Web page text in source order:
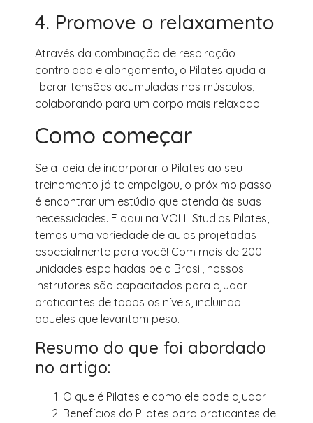
4. Promove o relaxamento
Através da combinação de respiração
controlada e alongamento, o Pilates ajuda a
liberar tensões acumuladas nos músculos,
colaborando para um corpo mais relaxado.
Como começar
Se a ideia de incorporar o Pilates ao seu
treinamento já te empolgou, o próximo passo
é encontrar um estúdio que atenda às suas
necessidades. E aqui na VOLL Studios Pilates,
temos uma variedade de aulas projetadas
especialmente para você! Com mais de 200
unidades espalhadas pelo Brasil, nossos
instrutores são capacitados para ajudar
praticantes de todos os níveis, incluindo
aqueles que levantam peso.
Resumo do que foi abordado
no artigo:
O que é Pilates e como ele pode ajudar
Benefícios do Pilates para praticantes de